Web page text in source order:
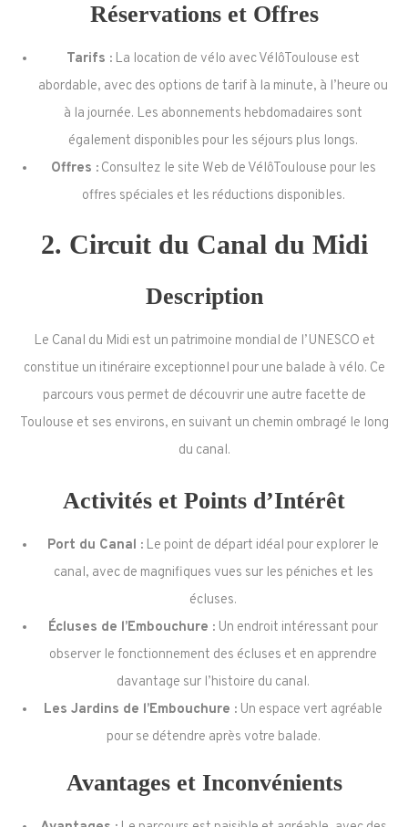
Réservations et Offres
Tarifs : La location de vélo avec VélôToulouse est
abordable, avec des options de tarif à la minute, à l’heure ou
à la journée. Les abonnements hebdomadaires sont
également disponibles pour les séjours plus longs.
Offres :Consultez le site Web de VélôToulouse pour les
offres spéciales et les réductions disponibles.
2. Circuit du Canal du Midi
Description
Le Canal du Midi est un patrimoine mondial de l’UNESCO et
constitue un itinéraire exceptionnel pour une balade à vélo. Ce
parcours vous permet de découvrir une autre facette de
Toulouse et ses environs, en suivant un chemin ombragé le long
du canal.
Activités et Points d’Intérêt
Port du Canal : Le point de départ idéal pour explorer le
canal, avec de magnifiques vues sur les péniches et les
écluses.
Écluses de l’Embouchure : Un endroit intéressant pour
observer le fonctionnement des écluses et en apprendre
davantage sur l’histoire du canal.
Les Jardins de l’Embouchure : Un espace vert agréable
pour se détendre après votre balade.
Avantages et Inconvénients